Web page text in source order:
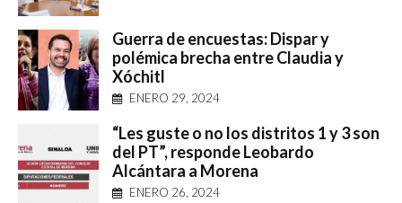
Guerra de encuestas: Dispar y
polémica brecha entre Claudia y
Xóchitl
ENERO 29, 2024
“Les guste o no los distritos 1 y 3 son
del PT”, responde Leobardo
Alcántara a Morena
ENERO 26, 2024